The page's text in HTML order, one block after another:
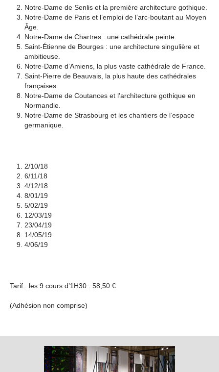
Notre-Dame de Senlis et la première architecture gothique.
Notre-Dame de Paris et l’emploi de l’arc-boutant au Moyen
Âge.
Notre-Dame de Chartres : une cathédrale peinte.
Saint-Étienne de Bourges : une architecture singulière et
ambitieuse.
Notre-Dame d’Amiens, la plus vaste cathédrale de France.
Saint-Pierre de Beauvais, la plus haute des cathédrales
françaises.
Notre-Dame de Coutances et l’architecture gothique en
Normandie.
Notre-Dame de Strasbourg et les chantiers de l’espace
germanique.
2/10/18
6/11/18
4/12/18
8/01/19
5/02/19
12/03/19
23/04/19
14/05/19
4/06/19
Tarif : les 9 cours d’1H30 : 58,50 €
(Adhésion non comprise)